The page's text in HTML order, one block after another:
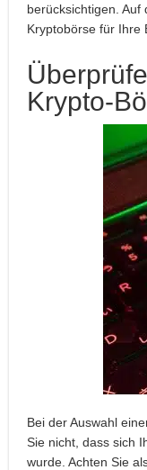
berücksichtigen. Auf
Kryptobörse für Ihre
Krypto-
Bei der Auswahl
Sie nicht, dass sich
wurde. Achten Sie